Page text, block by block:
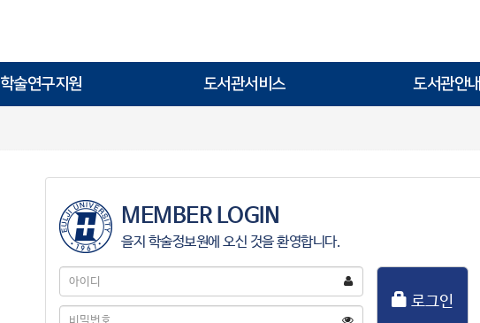
학술연구지원 도서관서비스 도서관안내
MEMBER LOGIN
을지 학술정보원에 오신 것을 환영합니다.
아
디
비
로그인